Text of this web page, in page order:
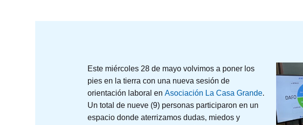
Este miércoles 28 de mayo volvimos a poner los
pies en la tierra con una nueva sesión de
orientación laboral en Asociación La Casa Grande.
Un total de nueve (9) personas participaron en un
espacio donde aterrizamos dudas, miedos y